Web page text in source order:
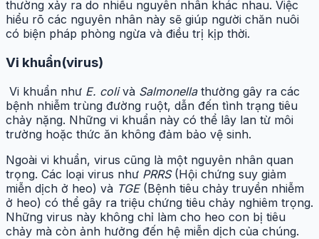
thường xảy ra do nhiều nguyên nhân khác nhau. Việc
hiểu rõ các nguyên nhân này sẽ giúp người chăn nuôi
có biện pháp phòng ngừa và điều trị kịp thời.
Vi khuẩn(virus)
Vi khuẩn như E. colivà Salmonellathường gây ra các
bệnh nhiễm trùng đường ruột, dẫn đến tình trạng tiêu
chảy nặng. Những vi khuẩn này có thể lây lan từ môi
trường hoặc thức ăn không đảm bảo vệ sinh.
Ngoài vi khuẩn, virus cũng là một nguyên nhân quan
trọng. Các loại virus như PRRS(Hội chứng suy giảm
miễn dịch ở heo) và TGE(Bệnh tiêu chảy truyền nhiễm
ở heo) có thể gây ra triệu chứng tiêu chảy nghiêm trọng.
Những virus này không chỉ làm cho heo con bị tiêu
chảy mà còn ảnh hưởng đến hệ miễn dịch của chúng.